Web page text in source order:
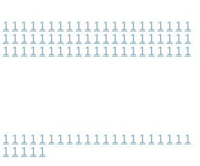
1 1 1 1 1 1 1 1 1 1 1 1 1 1 1 1 1 1 1 1 1
1 1 1 1 1 1 1 1 1 1 1 1 1 1 1 1 1 1 1 1 1
1 1 1 1 1 1 1 1 1 1 1 1 1 1 1 1 1 1 1 1 1
1 1 1 1 1 1 1 1 1 1 1 1 1 1 1 1 1 1 1 1 1
1 1 1 1 1